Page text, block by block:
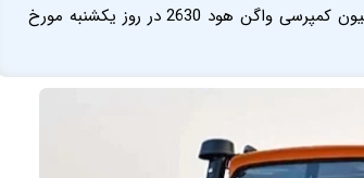
به اطلاع می رساند طرح فروش نقدی مرحله ای اینترنتی کامیون کمپرسی واگن هود 2630 در روز یکشنبه مورخ